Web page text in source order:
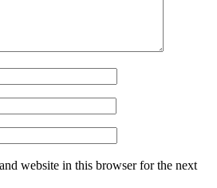
website in this browser for the next